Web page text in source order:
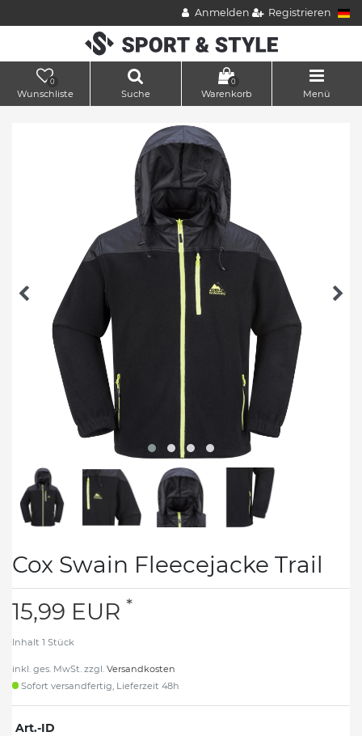
Anmelden Registrieren
0
Wunschliste Suche
0
Warenkorb Menü
Cox Swain Fleecejacke Trail
15,99 EUR *
Inhalt 1 Stück
inkl. ges. MwSt. zzgl. Versandkosten
Sofort versandfertig, Lieferzeit 48h
Art.-ID